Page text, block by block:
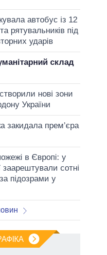
автобус із 12
рятувальників під
ударів
склад
нові зони
України
закидала прем’єра
в Європі: у
заарештували сотні
підозрами у